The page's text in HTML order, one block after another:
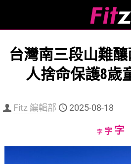
台灣南三段山難
人捨命保護8歲
Fitz 編輯部 2025-08-18
字Decrease
字Reset
字